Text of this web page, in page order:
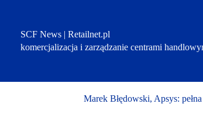
SCF News | Retailnet.pl
komercjalizacja i zarządzanie centrami
Marek Błędowski, Apsys: